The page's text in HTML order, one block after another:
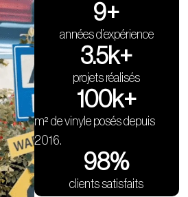
années d’expérience
9+
projets réalisés
3.5k+
m² de vinyle posés depuis
2016.
100k+
clients satisfaits
98%